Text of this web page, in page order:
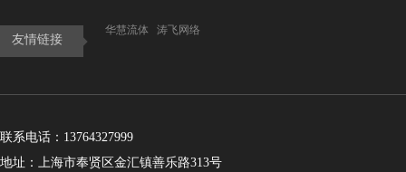
友情链接
华慧流体 涛飞网络
联系电话：13764327999
地址：上海市奉贤区金汇镇善乐路313号